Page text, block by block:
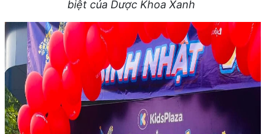
biệt của Dược Khoa Xanh